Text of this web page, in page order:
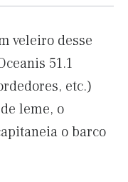
veleiro desse
51.1
etc.)
leme, o
o barco